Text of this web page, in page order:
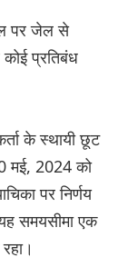
पर जेल से
प्रतिबंध
के स्थायी छूट
मई, 2024 को
पर निर्णय
समयसीमा एक